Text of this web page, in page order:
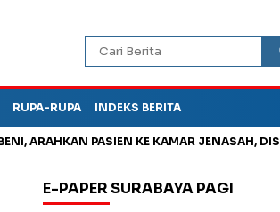
RUPA-RUPA INDEKS BERITA
PASIEN KE KAMAR JENASAH,
E-PAPER SURABAYA PAGI